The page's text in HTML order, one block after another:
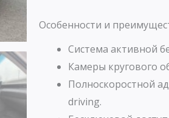
Особенности и
Система активной
Камеры кругового
Полноскоростной
driving.